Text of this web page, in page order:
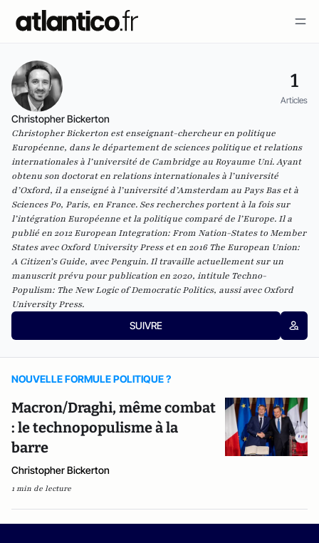
1
Articles
Christopher Bickerton
Christopher Bickerton est enseignant-chercheur en politique
Européenne, dans le département de sciences politique et relations
internationales à l’université de Cambridge au Royaume Uni. Ayant
obtenu son doctorat en relations internationales à l’université
d’Oxford, il a enseigné à l’université d’Amsterdam au Pays Bas et à
Sciences Po, Paris, en France. Ses recherches portent à la fois sur
l’intégration Européenne et la politique comparé de l’Europe. Il a
publié en 2012European Integration: From Nation-States to Member
Statesavec Oxford University Press et en 2016The European Union:
A Citizen’s Guide, avec Penguin. Il travaille actuellement sur un
manuscrit prévu pour publication en 2020, intitule Techno-
Populism: The New Logic of Democratic Politics, aussi avec Oxford
University Press.
SUIVRE
NOUVELLE FORMULE POLITIQUE ?
Macron/Draghi, même combat
: le technopopulisme à la
barre
Christopher Bickerton
1 min de lecture